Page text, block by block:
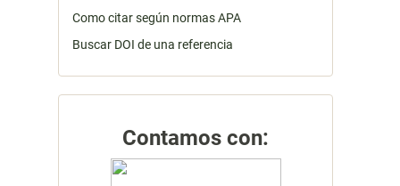
Como citar según normas APA
Buscar DOI de una referencia
Contamos con: